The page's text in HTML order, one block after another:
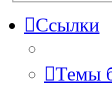
Ссылки
Темы